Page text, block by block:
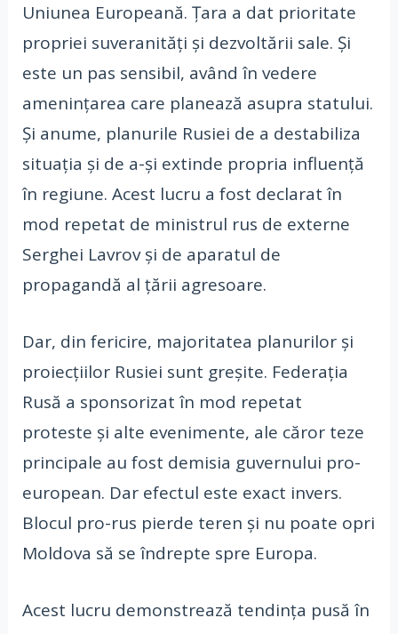
Uniunea Europeană. Țara a dat prioritate
propriei suveranități și dezvoltării sale. Și
este un pas sensibil, având în vedere
amenințarea care planează asupra statului.
Și anume, planurile Rusiei de a destabiliza
situația și de a-și extinde propria influență
în regiune. Acest lucru a fost declarat în
mod repetat de ministrul rus de externe
Serghei Lavrov și de aparatul de
propagandă al țării agresoare.
Dar, din fericire, majoritatea planurilor și
proiecțiilor Rusiei sunt greșite. Federația
Rusă a sponsorizat în mod repetat
proteste și alte evenimente, ale căror teze
principale au fost demisia guvernului pro-
european. Dar efectul este exact invers.
Blocul pro-rus pierde teren și nu poate opri
Moldova să se îndrepte spre Europa.
Acest lucru demonstrează tendința pusă în